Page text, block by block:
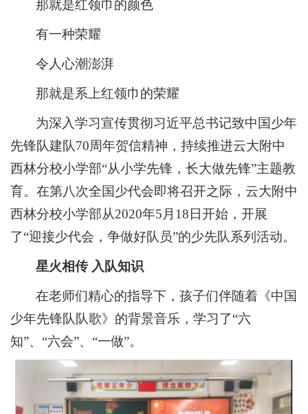
那就是红领巾的颜色
有一种荣耀
令人心潮澎湃
那就是系上红领巾的荣耀
为深入学习宣传贯彻习近平总书记致中国少年
先锋队建队70周年贺信精神，持续推进云大附中
西林分校小学部“从小学先锋，长大做先锋”主题教
育。在第八次全国少代会即将召开之际，云大附中
西林分校小学部从2020年5月18日开始，开展
了“迎接少代会，争做好队员”的少先队系列活动。
星火相传 入队知识
在老师们精心的指导下，孩子们伴随着《中国
少年先锋队队歌》的背景音乐，学习了“六
知”、“六会”、“一做”。